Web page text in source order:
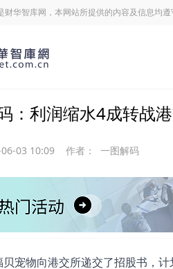
财华智库网，本网站所提供的内容及信息均
：利润缩水4成转战
03 10:09 作者： 一图解码
宠物向港交所递交了招股书，计